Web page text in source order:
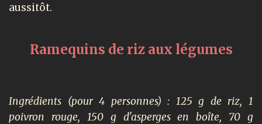
aussitôt.
Ramequins de riz aux légumes
Ingrédients (pour 4 personnes) : 125 g de riz, 1
poivron rouge, 150 g d'asperges en boîte, 70 g